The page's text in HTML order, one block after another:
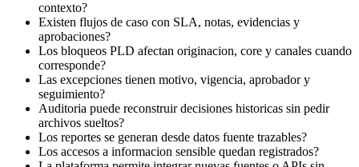
contexto?
Existen flujos de caso con SLA, notas, evidencias y
aprobaciones?
Los bloqueos PLD afectan originacion, core y canales cuando
corresponde?
Las excepciones tienen motivo, vigencia, aprobador y
seguimiento?
Auditoria puede reconstruir decisiones historicas sin pedir
archivos sueltos?
Los reportes se generan desde datos fuente trazables?
Los accesos a informacion sensible quedan registrados?